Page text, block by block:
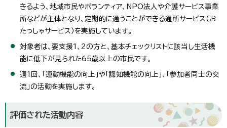
きるよう、地域市民やボランティア、NPO法人や介護サービス事業
所などが主体となり、定期的に通うことができる通所サービス（お
たっしゃサービス）を実施しています。
対象者は、要支援1、2の方と、基本チェックリストに該当し生活機
能に低下が見られた65歳以上の市民です。
週1回、「運動機能の向上」や「認知機能の向上」、「参加者同士の交
流」の活動を実施します。
評価された活動内容